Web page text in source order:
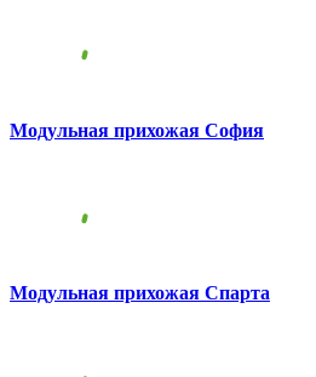
Модульная прихожая София
Модульная прихожая Спарта